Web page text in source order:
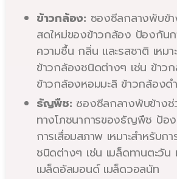
ข้าวกล้อง: ซองซีลกลางพับข้
สดใหม่ของข้าวกล้อง ป้องกัน
ความชื้น กลิ่น และรสชาติ เหมา
ข้าวกล้องชนิดต่างๆ เช่น ข้าวก
ข้าวกล้องหอมมะลิ ข้าวกล้องดำ
ธัญพืช: ซองซีลกลางพับข้าง
ทางโภชนาการของธัญพืช ป้อ
การเสื่อมสภาพ เหมาะสำหรับ
ชนิดต่างๆ เช่น เมล็ดทานตะวั
เมล็ดอัลมอนด์ เมล็ดวอลนัท